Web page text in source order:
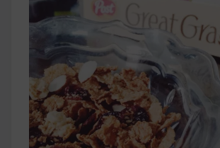
健身重訓菜單
運動健身飲食建議
2020 年最新蛋白粉終極指南
清楚！